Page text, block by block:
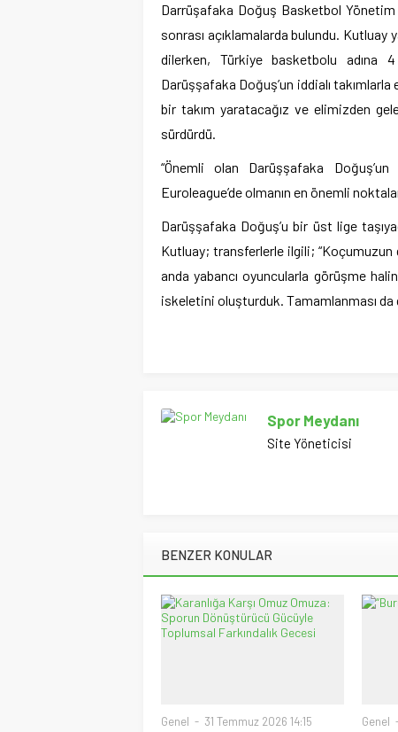
Darrüşafaka Doğuş Basketbol
sonrası açıklamalarda bulundu. Kutluay
dilerken, Türkiye basketbolu adına
Darüşşafaka Doğuş’un iddialı
bir takım yaratacağız ve elimizden
sürdürdü.
“Önemli olan Darüşşafaka
Euroleague’de olmanın en önemli
Darüşşafaka Doğuş’u bir üst lige
Kutluay; transferlerle ilgili; “Koçumuzun
anda yabancı oyuncularla görüşme
iskeletini oluşturduk. Tamamlanması
Spor Meydanı
Site Yöneticisi
BENZER KONULAR
Genel 31 Temmuz 2026 14:15 Genel